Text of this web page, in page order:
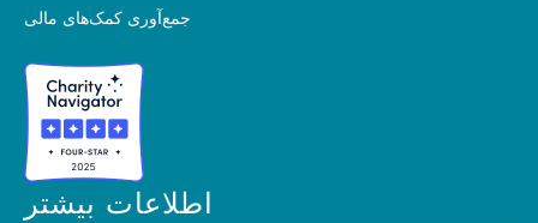
جمع‌آوری کمک‌های مالی
اطلاعات بیشتر